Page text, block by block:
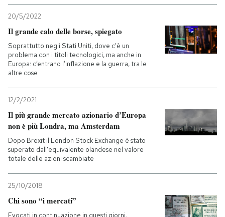
20/5/2022
Il grande calo delle borse, spiegato
Soprattutto negli Stati Uniti, dove c'è un
problema con i titoli tecnologici, ma anche in
Europa: c’entrano l’inflazione e la guerra, tra le
altre cose
12/2/2021
Il più grande mercato azionario d’Europa
non è più Londra, ma Amsterdam
Dopo Brexit il London Stock Exchange è stato
superato dall'equivalente olandese nel valore
totale delle azioni scambiate
25/10/2018
Chi sono “i mercati”
Evocati in continuazione in questi giorni,